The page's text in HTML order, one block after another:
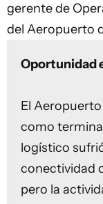
gerente de
del Aeropuerto
Oportunidad
El
como
logístico
conectividad
pero la